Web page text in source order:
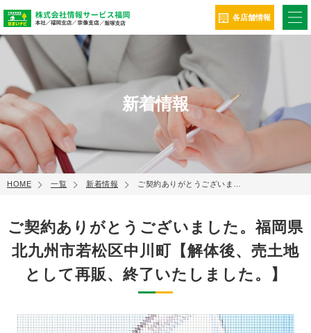
各店舗情報
新着情報
HOME 一覧 新着情報 ご契約ありがとうございま…
ご契約ありがとうございました。福岡県
北九州市若松区中川町【解体後、売土地
として再販、終了いたしました。】